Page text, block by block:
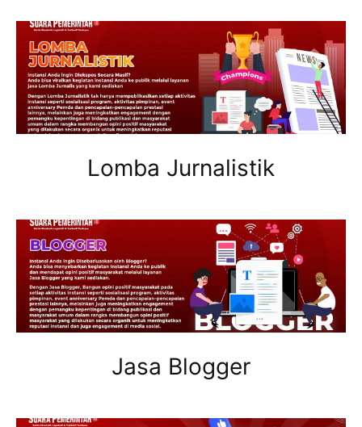
Lomba Jurnalistik
Jasa Blogger